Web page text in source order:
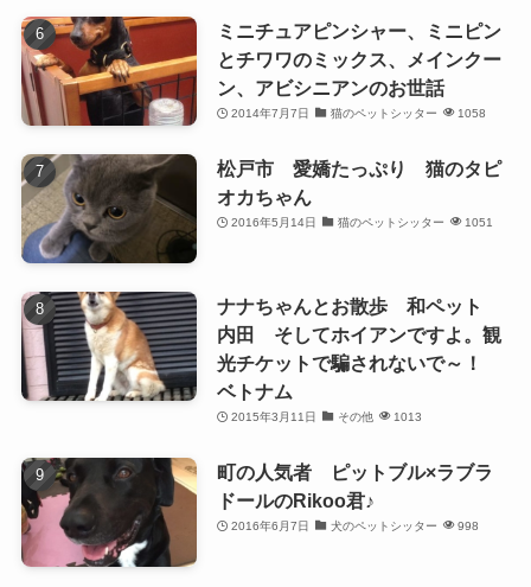
ミニチュアピンシャー、ミニピン
とチワワのミックス、メインクー
ン、アビシニアンのお世話
2014年7月7日 猫のペットシッター 1058
松戸市 愛嬌たっぷり 猫のタピ
オカちゃん
2016年5月14日 猫のペットシッター 1051
ナナちゃんとお散歩 和ペット
内田 そしてホイアンですよ。観
光チケットで騙されないで～！
ベトナム
2015年3月11日 その他 1013
町の人気者 ピットブル×ラブラ
ドールのRikoo君♪
2016年6月7日 犬のペットシッター 998